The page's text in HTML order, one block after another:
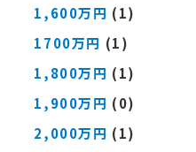
1,600万円 (1)
1700万円 (1)
1,800万円 (1)
1,900万円 (0)
2,000万円 (1)